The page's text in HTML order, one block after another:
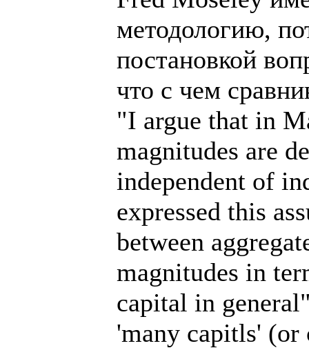
методологию,
постановкой
что с чем
"I argue that in
magnitudes are
independent of
expressed this
between
magnitudes in
capital in
'many capitls'